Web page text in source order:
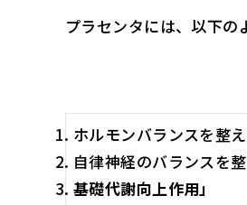
プラセンタには、以下の
ホルモンバランスを整
自律神経のバランスを
基礎代謝向上作用」